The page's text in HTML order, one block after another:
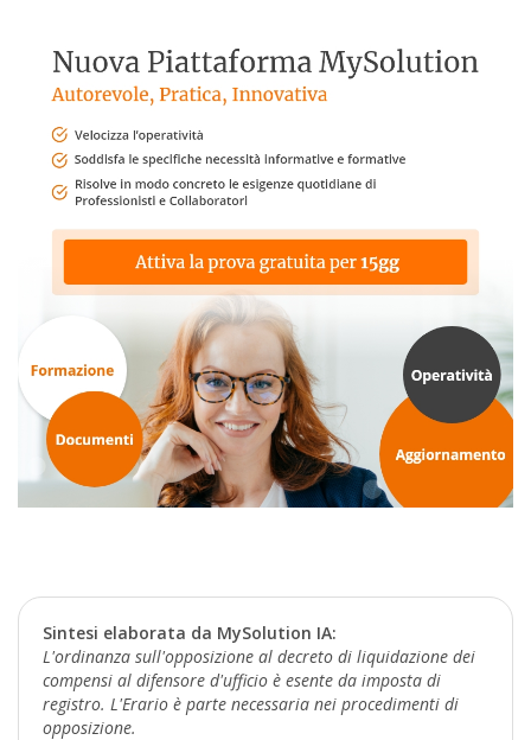
Sintesi elaborata da MySolution IA:
L'ordinanza sull'opposizione al decreto di liquidazione dei
compensi al difensore d'ufficio è esente da imposta di
registro. L'Erario è parte necessaria nei procedimenti di
opposizione.